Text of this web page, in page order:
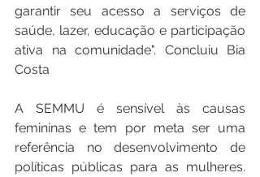
garantir seu acesso a serviços de
saúde, lazer, educação e participação
ativa na comunidade". Concluiu Bia
Costa
A SEMMU é sensível às causas
femininas e tem por meta ser uma
referência no desenvolvimento de
políticas públicas para as mulheres.